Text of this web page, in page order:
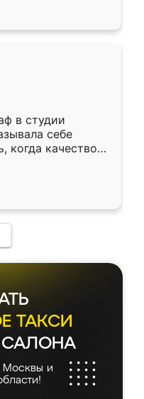
в студии
себе
когда качеством
уже почти
ТАКСИ
Москвы и